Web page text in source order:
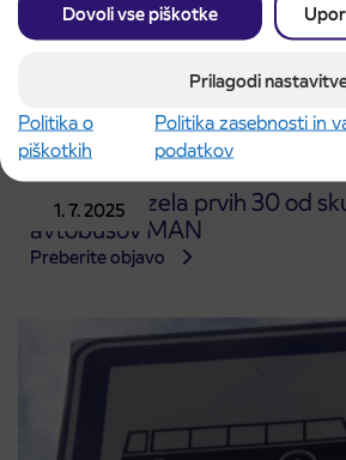
Dovoli vse piškotke
Prilagodi
Politika o
piškotkih
Politika zasebnosti in
podatkov
1. 7. 2025
Arriva prevzela prvih 30 od
avtobusov MAN
Preberite objavo